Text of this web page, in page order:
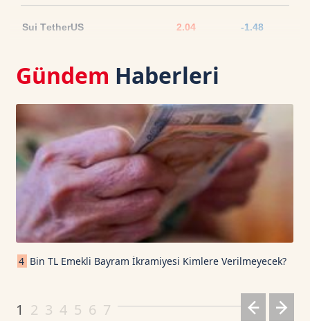
Sui TetherUS 2.04 -1.48
Ripple TetherUS 1.0416
1.0006 0.01
USDT 1.0003 0
TRON TetherUS 0.3289 0.52
Cardano TetherUS 0.2 -0.5
Gündem Haberleri
4 Bin TL Emekli Bayram İkramiyesi Kimlere Verilmeyecek?
1 2 3 4 5 6 7